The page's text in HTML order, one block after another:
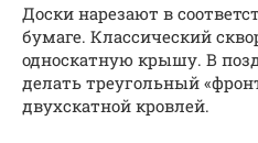
Доски нарезают в
бумаге. Классический
односкатную крышу. В
делать треугольный
двухскатной кровлей.